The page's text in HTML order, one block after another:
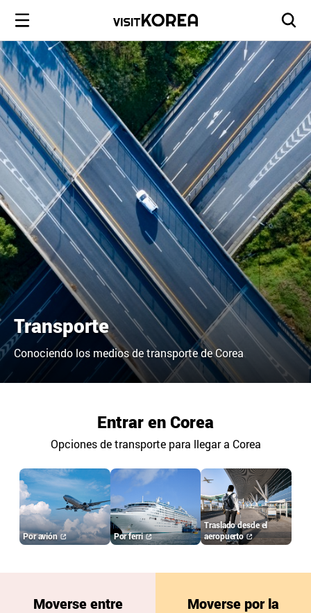
Transporte
Conociendo los medios de transporte de Corea
Entrar en Corea
Opciones de transporte para llegar a Corea
Por avión Por ferri
Traslado desde el
aeropuerto
Moverse entre
Moverse por la